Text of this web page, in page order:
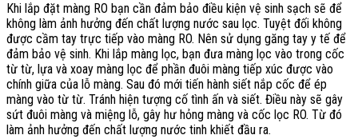
Khi lắp đặt màng RO bạn cần đảm bảo điều kiện vệ sinh sạch sẽ để
không làm ảnh hưởng đến chất lượng nước sau lọc. Tuyệt đối không
được cầm tay trực tiếp vào màng RO. Nên sử dụng găng tay y tế để
đảm bảo vệ sinh. Khi lắp màng lọc, bạn đưa màng lọc vào trong cốc
từ từ, lựa và xoay màng lọc để phần đuôi màng tiếp xúc được vào
chính giữa của lỗ màng. Sau đó mới tiến hành siết nắp cốc để ép
màng vào từ từ. Tránh hiện tượng cố tình ấn và siết. Điều này sẽ gây
sứt đuôi màng và miệng lỗ, gây hư hỏng màng và cốc lọc RO. Từ đó
làm ảnh hưởng đến chất lượng nước tinh khiết đầu ra.